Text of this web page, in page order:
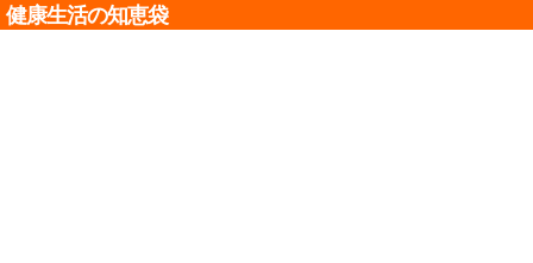
健康生活の知恵袋